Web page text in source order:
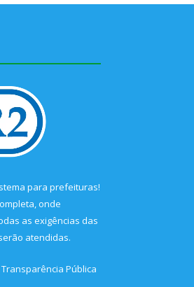
para prefeituras!
onde
as exigências das
atendidas.
Pública